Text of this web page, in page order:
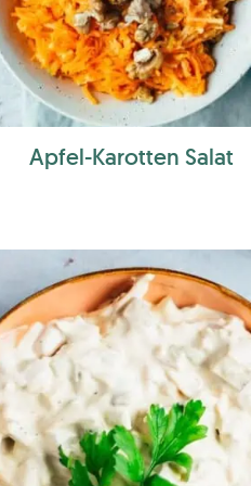
Apfel-Karotten Salat